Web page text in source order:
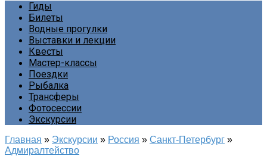
Гиды
Билеты
Водные прогулки
Выставки и лекции
Квесты
Мастер-классы
Поездки
Рыбалка
Трансферы
Фотосессии
Экскурсии
Главная » Экскурсии » Россия » Санкт-Петербург »
Адмиралтейство